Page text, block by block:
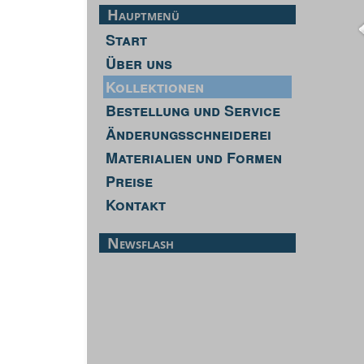
Hauptmenü
Start
Über uns
Kollektionen
Bestellung und Service
Änderungsschneiderei
Materialien und Formen
Preise
Kontakt
Newsflash